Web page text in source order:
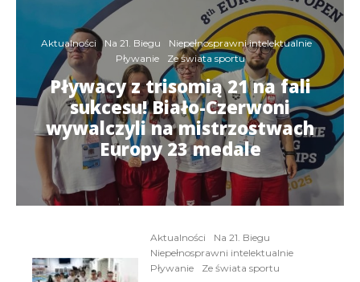
Aktualności Na 21. Biegu
Niepełnosprawni intelektualnie
Pływanie
Ze świata sportu
Pływacy z trisomią 21 na fali
sukcesu! Biało-Czerwoni
wywalczyli na mistrzostwach
Europy 23 medale
Aktualności
Na 21. Biegu
Niepełnosprawni intelektualnie
Pływanie
Ze świata sportu